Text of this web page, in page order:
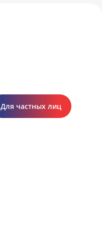
Для частных лиц